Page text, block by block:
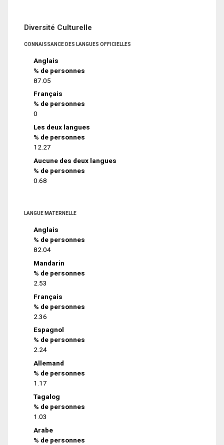
Diversité Culturelle
CONNAISSANCE DES LANGUES OFFICIELLES
Anglais
% de personnes
87.05
Français
% de personnes
0
Les deux langues
% de personnes
12.27
Aucune des deux langues
% de personnes
0.68
LANGUE MATERNELLE
Anglais
% de personnes
82.04
Mandarin
% de personnes
2.53
Français
% de personnes
2.36
Espagnol
% de personnes
2.24
Allemand
% de personnes
1.17
Tagalog
% de personnes
1.03
Arabe
% de personnes